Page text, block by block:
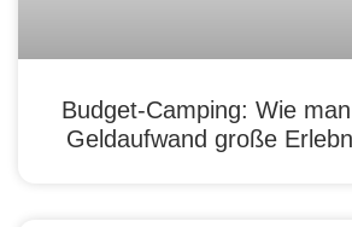
Budget-Camping: Wie
Geldaufwand große